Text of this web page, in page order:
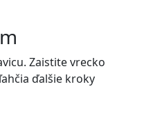
Zaistite vrecko
ďalšie kroky